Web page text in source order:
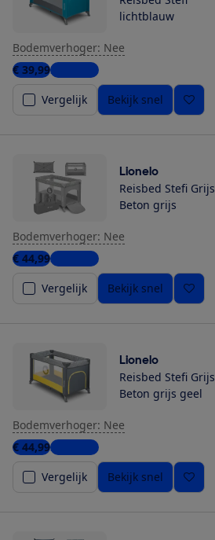
lichtblauw
Bodemverhoger: Nee
€ 39,992 winkels
Vergelijk
Bekijk snel
Lionelo
Reisbed Stefi Grijs
Beton grijs
Bodemverhoger: Nee
€ 44,993 winkels
Vergelijk
Bekijk snel
Lionelo
Reisbed Stefi Grijs
Beton grijs geel
Bodemverhoger: Nee
€ 44,992 winkels
Vergelijk
Bekijk snel